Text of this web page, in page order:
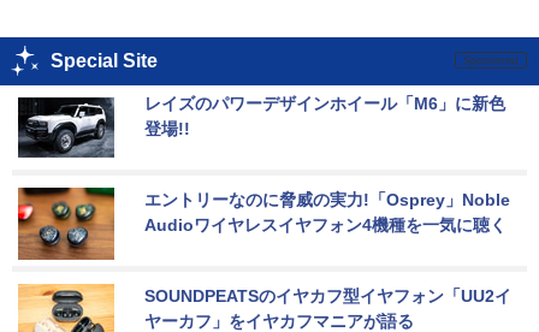
Special Site
レイズのパワーデザインホイール「M6」に新色
登場!!
エントリーなのに脅威の実力!「Osprey」Noble
Audioワイヤレスイヤフォン4機種を一気に聴く
SOUNDPEATSのイヤカフ型イヤフォン「UU2イ
ヤーカフ」をイヤカフマニアが語る